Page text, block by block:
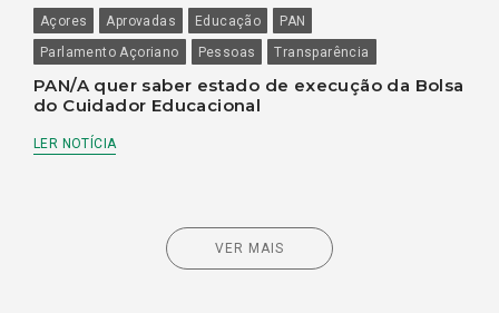
Açores Aprovadas Educação
PAN
Parlamento Açoriano
Pessoas Transparência
PAN/A quer saber estado de execução da Bolsa
do Cuidador Educacional
LER NOTÍCIA
VER MAIS